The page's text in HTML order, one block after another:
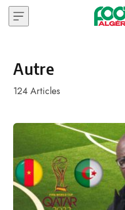
Skip to content
Autre
124 Articles